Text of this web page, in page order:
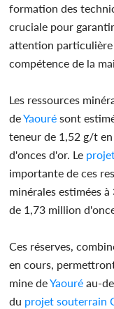
formation des
cruciale pour
attention particulière
compétence de la
Les ressources
deYaouré sont
teneur de 1,52 g/t
d'onces d'or. Le
importante de ces
minérales estimées
de 1,73 million
Ces réserves,
en cours,
mine deYaouré au-
du projet souterrain